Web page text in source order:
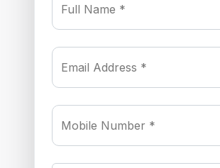
Full Name *
Email Address *
Mobile Number *